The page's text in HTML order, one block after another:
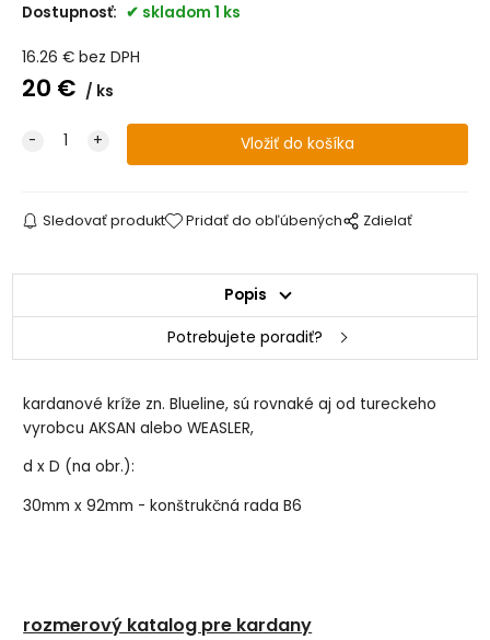
Dostupnosť: skladom 1 ks
16.26 € bez DPH
20 € ks
Sledovať produkt Pridať do obľúbených Zdielať
Popis
Potrebujete poradiť?
kardanové kríže zn. Blueline, sú rovnaké aj od tureckeho
vyrobcu AKSAN alebo WEASLER,
d x D (na obr.):
30mm x 92mm - konštrukčná rada B6
rozmerový katalog pre kardany